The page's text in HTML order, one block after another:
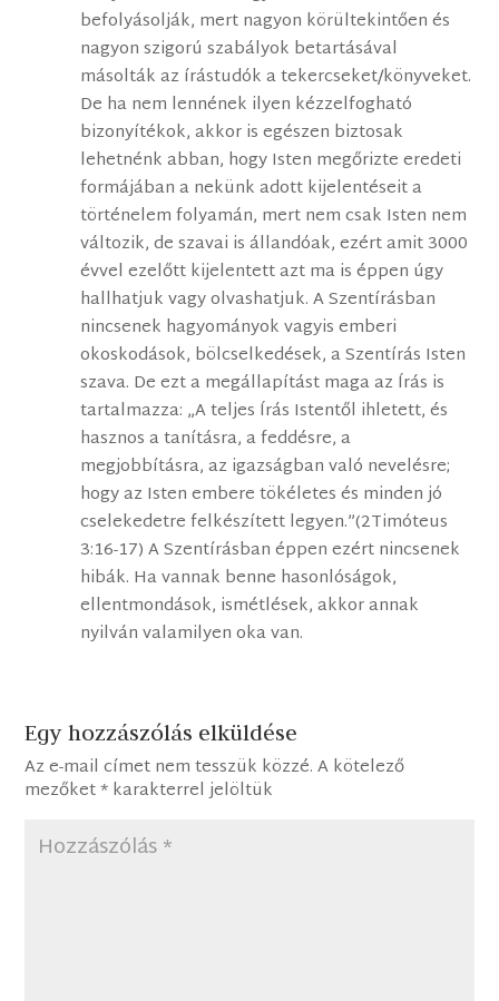
befolyásolják, mert nagyon körültekintően és
nagyon szigorú szabályok betartásával
másolták az írástudók a tekercseket/könyveket.
De ha nem lennének ilyen kézzelfogható
bizonyítékok, akkor is egészen biztosak
lehetnénk abban, hogy Isten megőrizte eredeti
formájában a nekünk adott kijelentéseit a
történelem folyamán, mert nem csak Isten nem
változik, de szavai is állandóak, ezért amit 3000
évvel ezelőtt kijelentett azt ma is éppen úgy
hallhatjuk vagy olvashatjuk. A Szentírásban
nincsenek hagyományok vagyis emberi
okoskodások, bölcselkedések, a Szentírás Isten
szava. De ezt a megállapítást maga az Írás is
tartalmazza: „A teljes Írás Istentől ihletett, és
hasznos a tanításra, a feddésre, a
megjobbításra, az igazságban való nevelésre;
hogy az Isten embere tökéletes és minden jó
cselekedetre felkészített legyen.”(2Timóteus
3:16-17) A Szentírásban éppen ezért nincsenek
hibák. Ha vannak benne hasonlóságok,
ellentmondások, ismétlések, akkor annak
nyilván valamilyen oka van.
Egy hozzászólás elküldése
Az e-mail címet nem tesszük közzé. A kötelező
mezőket*karakterrel jelöltük